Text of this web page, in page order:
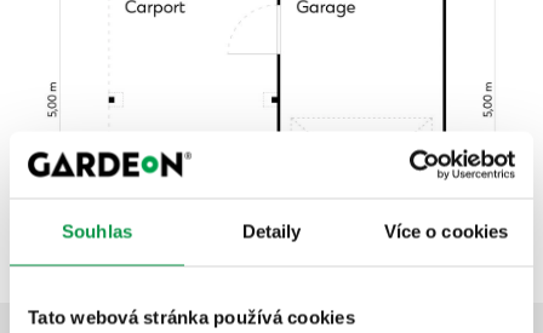
Souhlas Detaily Více o cookies
Tato webová stránka používá cookies